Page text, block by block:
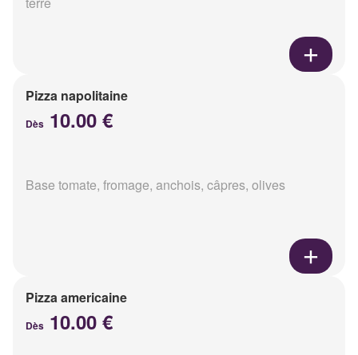
Pizza napolitaine
Dès 10.00 €
Base tomate, fromage, anchois, câpres, olives
Pizza americaine
Dès 10.00 €